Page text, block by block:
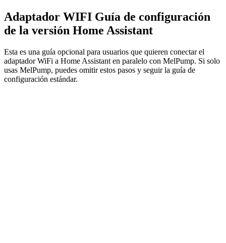
Adaptador WIFI Guía de configuración
de la versión Home Assistant
Esta es una guía opcional para usuarios que quieren conectar el
adaptador WiFi a Home Assistant en paralelo con MelPump. Si solo
usas MelPump, puedes omitir estos pasos y seguir la guía de
configuración estándar.